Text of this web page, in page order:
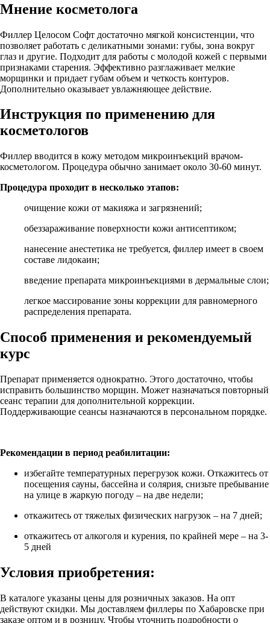
Мнение косметолога
Филлер Целосом Софт достаточно мягкой консистенции, что
позволяет работать с деликатными зонами: губы, зона вокруг
глаз и другие. Подходит для работы с молодой кожей с первыми
признаками старения. Эффективно разглаживает мелкие
морщинки и придает губам объем и четкость контуров.
Дополнительно оказывает увлажняющее действие.
Инструкция по применению для
косметологов
Филлер вводится в кожу методом микроинъекций врачом-
косметологом. Процедура обычно занимает около 30-60 минут.
Процедура проходит в несколько этапов:
очищение кожи от макияжа и загрязнений;
обеззараживание поверхности кожи антисептиком;
нанесение анестетика не требуется, филлер имеет в своем
составе лидокаин;
введение препарата микроинъекциями в дермальные слои;
легкое массирование зоны коррекции для равномерного
распределения препарата.
Способ применения и рекомендуемый
курс
Препарат применяется однократно. Этого достаточно, чтобы
исправить большинство морщин. Может назначаться повторный
сеанс терапии для дополнительной коррекции.
Поддерживающие сеансы назначаются в персональном порядке.
Рекомендации в период реабилитации:
избегайте температурных перегрузок кожи. Откажитесь от
посещения сауны, бассейна и солярия, снизьте пребывание
на улице в жаркую погоду – на две недели;
откажитесь от тяжелых физических нагрузок – на 7 дней;
откажитесь от алкоголя и курения, по крайней мере – на 3-
5 дней
Условия приобретения:
В каталоге указаны цены для розничных заказов. На опт
действуют скидки. Мы доставляем филлеры по Хабаровске при
заказе оптом и в розницу. Чтобы уточнить подробности о